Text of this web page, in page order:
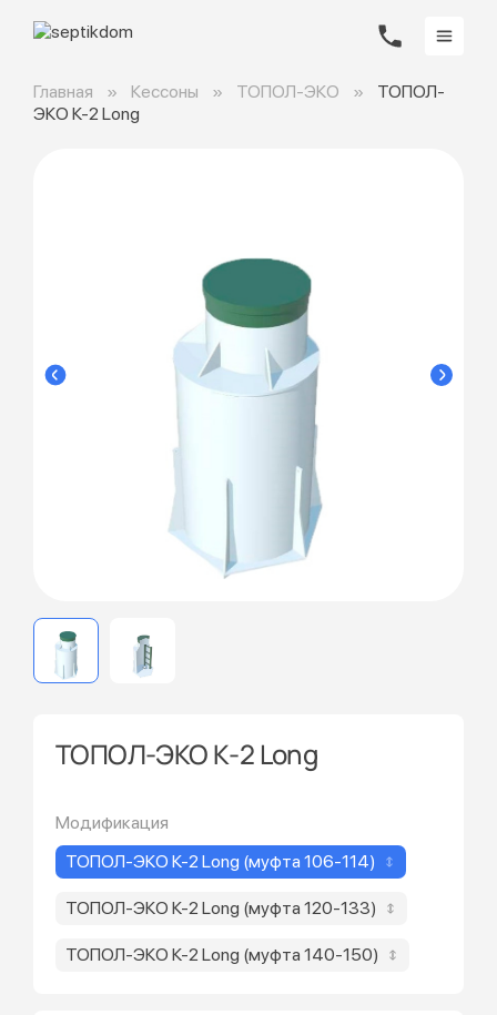
Главная Кессоны ТОПОЛ-ЭКО
ТОПОЛ-
ЭКО К-2 Long
ТОПОЛ-ЭКО К-2 Long
Модификация
ТОПОЛ-ЭКО К-2 Long (муфта 106-114)
ТОПОЛ-ЭКО К-2 Long (муфта 120-133)
ТОПОЛ-ЭКО К-2 Long (муфта 140-150)